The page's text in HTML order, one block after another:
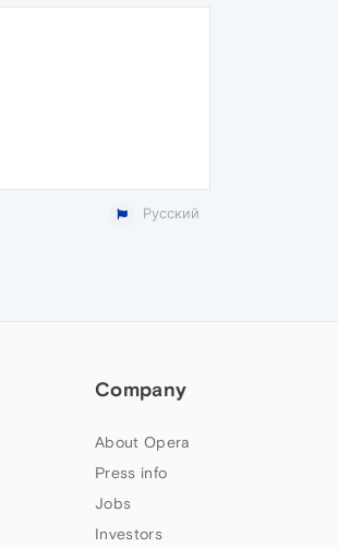
Русский
Company
About Opera
Press info
Jobs
Investors